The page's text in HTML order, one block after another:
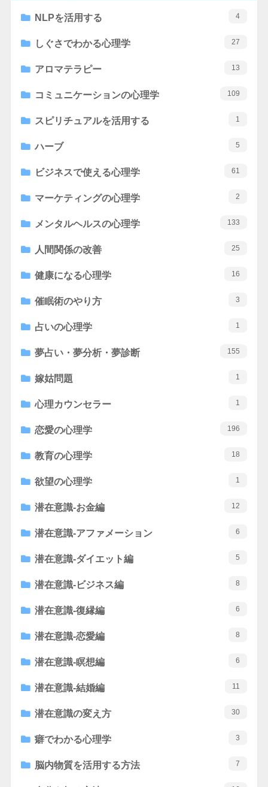
NLPを活用する 4
しぐさでわかる心理学 27
アロマテラピー 13
コミュニケーションの心理学 109
スピリチュアルを活用する 1
ハーブ 5
ビジネスで使える心理学 61
マーケティングの心理学 2
メンタルヘルスの心理学 133
人間関係の改善 25
健康になる心理学 16
催眠術のやり方 3
占いの心理学 1
夢占い・夢分析・夢診断 155
嫁姑問題 1
心理カウンセラー 1
恋愛の心理学 196
教育の心理学 18
欲望の心理学 1
潜在意識-お金編 12
潜在意識-アファメーション 6
潜在意識-ダイエット編 5
潜在意識-ビジネス編 8
潜在意識-復縁編 6
潜在意識-恋愛編 8
潜在意識-瞑想編 6
潜在意識-結婚編 11
潜在意識の変え方 30
癖でわかる心理学 3
脳内物質を活用する方法 7